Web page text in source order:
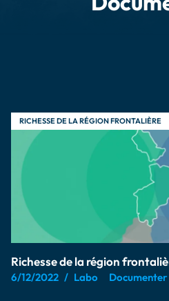
RICHESSE DE LA RÉGION FRONTALIÈRE
Richesse de la région
6/12/2022 Labo Documenter